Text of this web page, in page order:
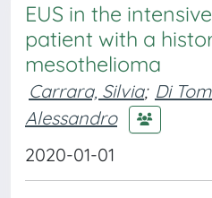
EUS in the
patient with a
mesothelioma
Carrara, Silvia; Di
Alessandro
2020-01-01